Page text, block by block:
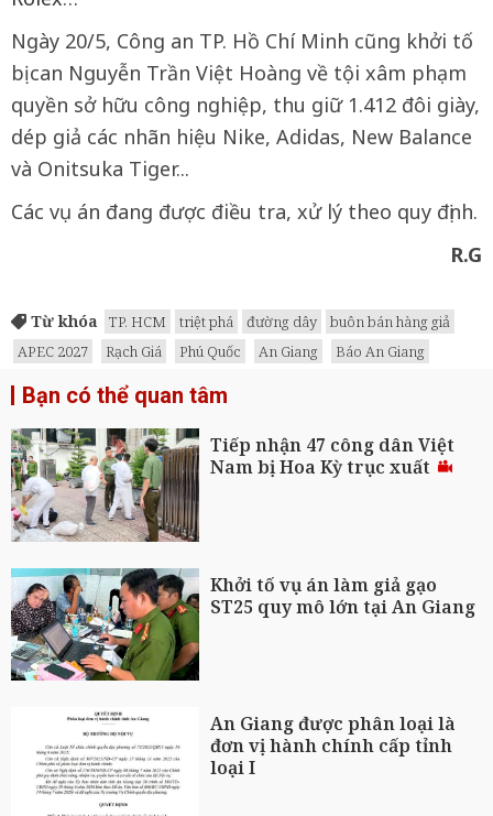
Ngày 20/5, Công an TP. Hồ Chí Minh cũng khởi tố
bị can Nguyễn Trần Việt Hoàng về tội xâm phạm
quyền sở hữu công nghiệp, thu giữ 1.412 đôi giày,
dép giả các nhãn hiệu Nike, Adidas, New Balance
và Onitsuka Tiger...
Các vụ án đang được điều tra, xử lý theo quy định.
R.G
Từ khóa TP. HCM triệt phá đường dây
buôn bán hàng giả
APEC 2027
Rạch Giá Phú Quốc An Giang Báo An Giang
Bạn có thể quan tâm
Tiếp nhận 47 công dân Việt
Nam bị Hoa Kỳ trục xuất
Khởi tố vụ án làm giả gạo
ST25 quy mô lớn tại An Giang
An Giang được phân loại là
đơn vị hành chính cấp tỉnh
loại I